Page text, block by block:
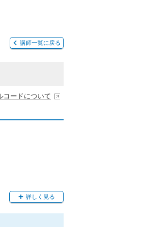
講師一覧に戻る
コードについて
詳しく見る